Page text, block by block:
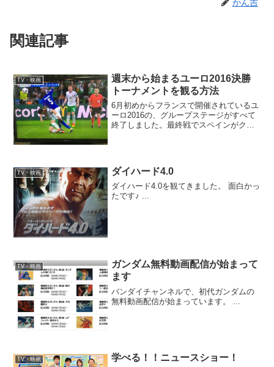
かん吉
関連記事
TV・映画
週末から始まるユーロ2016決勝
トーナメントを観る方法
6月初めからフランスで開催されているユ
ーロ2016の、グループステージがすべて
終了しました。最終戦でスペインがクロ
TV・映画 ダイハード4.0
ダイハード4.0を観てきました。 面白かっ
たです♪ ...
TV・映画
ガンダム無料動画配信が始まって
ます
バンダイチャンネルで、初代ガンダムの
無料動画配信が始まっています。 ...
TV・映画 学べる！！ニュースショー！